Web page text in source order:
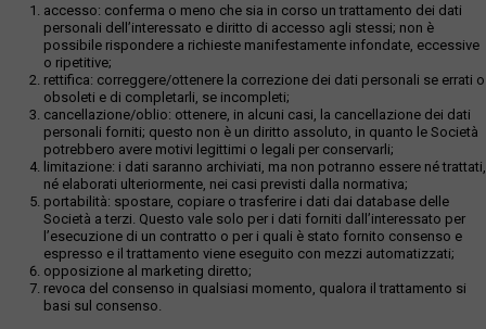
accesso: conferma o meno che sia in corso un trattamento dei dati
personali dell’interessato e diritto di accesso agli stessi; non è
possibile rispondere a richieste manifestamente infondate, eccessive
o ripetitive;
rettifica: correggere/ottenere la correzione dei dati personali se errati o
obsoleti e di completarli, se incompleti;
cancellazione/oblio: ottenere, in alcuni casi, la cancellazione dei dati
personali forniti; questo non è un diritto assoluto, in quanto le Società
potrebbero avere motivi legittimi o legali per conservarli;
limitazione: i dati saranno archiviati, ma non potranno essere né trattati,
né elaborati ulteriormente, nei casi previsti dalla normativa;
portabilità: spostare, copiare o trasferire i dati dai database delle
Società a terzi. Questo vale solo per i dati forniti dall’interessato per
l’esecuzione di un contratto o per i quali è stato fornito consenso e
espresso e il trattamento viene eseguito con mezzi automatizzati;
opposizione al marketing diretto;
revoca del consenso in qualsiasi momento, qualora il trattamento si
basi sul consenso.